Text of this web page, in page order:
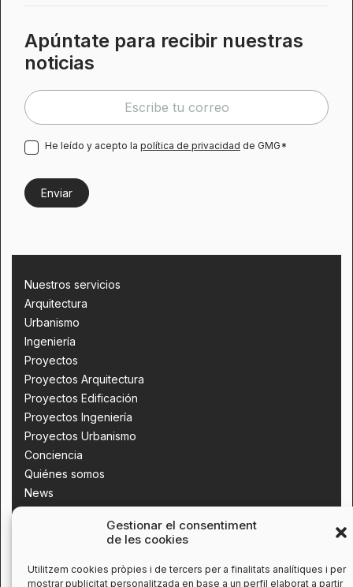
Gestionar el consentiment
de les cookies
Utilitzem cookies pròpies i de tercers per a finalitats analítiques i per
mostrar publicitat personalitzada en base a un perfil elaborat a partir
Apúntate para recibir nuestras
noticias
He leído y acepto la política de privacidad de GMG*
Nuestros servicios
Arquitectura
Urbanismo
Ingeniería
Proyectos
Proyectos Arquitectura
Proyectos Edificación
Proyectos Ingeniería
Proyectos Urbanismo
Conciencia
Quiénes somos
News